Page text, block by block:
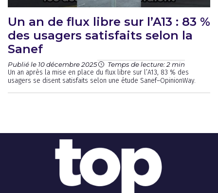
Un an de flux libre sur l’A13 : 83 %
des usagers satisfaits selon la
Sanef
Publié le 10 décembre 2025 Temps de lecture: 2 min
Un an après la mise en place du flux libre sur l’A13, 83 % des
usagers se disent satisfaits selon une étude Sanef–OpinionWay.